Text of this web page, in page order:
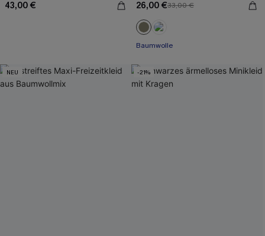
43,00 € 26,00 €33,00 €
Baumwolle
NEU -21%